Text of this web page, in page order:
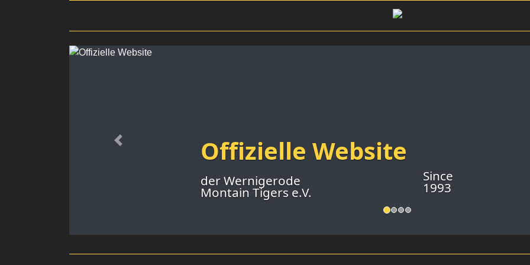
Offizielle Website
der Wernigerode
Montain Tigers e.V.
Since
1993
Previous